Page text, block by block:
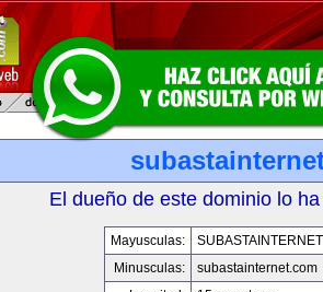
El dueño de este dominio lo
Mayusculas:
Minusculas:
subastainternet.com